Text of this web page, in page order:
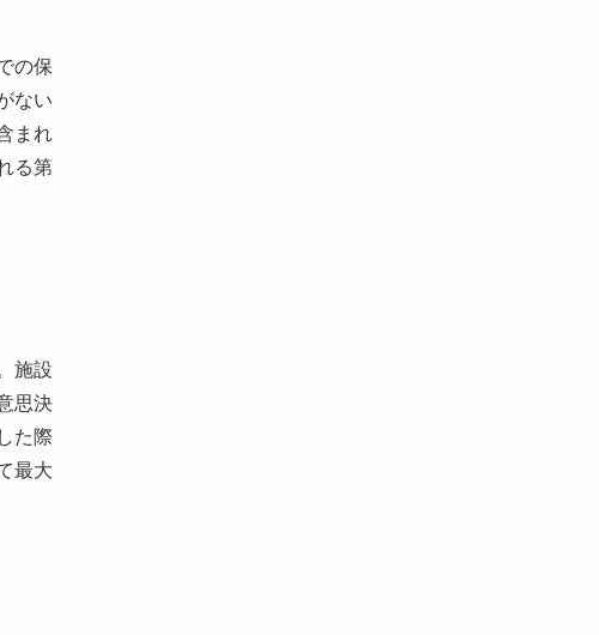
の保
ない
まれ
る第
施設
思決
た際
最大